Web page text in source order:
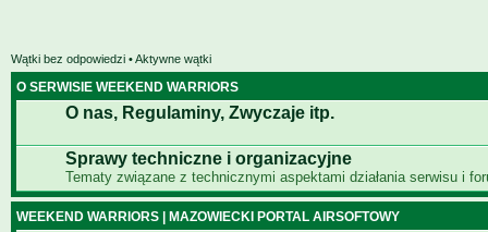
Wątki bez odpowiedzi •Aktywne wątki
O SERWISIE WEEKEND WARRIORS
O nas, Regulaminy, Zwyczaje itp.
Sprawy techniczne i organizacyjne
Tematy związane z technicznymi aspektami działania serwisu i
WEEKEND WARRIORS | MAZOWIECKI PORTAL AIRSOFTOWY